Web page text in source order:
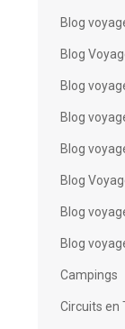
Blog
Blog
Blog
Blog
Blog
Blog
Blog
Blog
Campings
Circuits en